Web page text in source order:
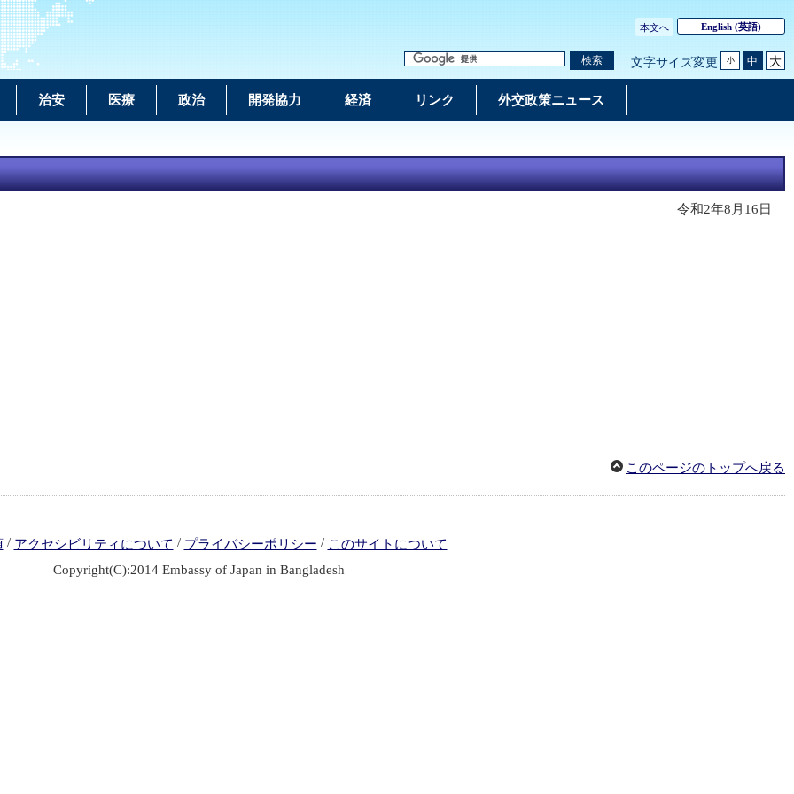
本文へ English(英語)
検索 文字サイズ変更 小 中 大
治安 医療 政治 開発協力 経済 リンク 外交政策ニュース
令和2年8月16日
このページのトップへ戻る
/ アクセシビリティについて / プライバシーポリシー / このサイトについて
Copyright(C):2014 Embassy of Japan in Bangladesh